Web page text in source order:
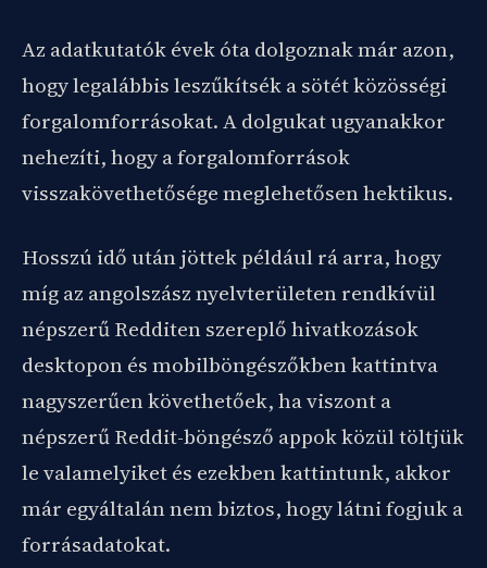
Az adatkutatók évek óta dolgoznak már azon,
hogy legalábbis leszűkítsék a sötét közösségi
forgalomforrásokat. A dolgukat ugyanakkor
nehezíti, hogy a forgalomforrások
visszakövethetősége meglehetősen hektikus.
Hosszú idő után jöttek például rá arra, hogy
míg az angolszász nyelvterületen rendkívül
népszerű Redditen szereplő hivatkozások
desktopon és mobilböngészőkben kattintva
nagyszerűen követhetőek, ha viszont a
népszerű Reddit-böngésző appok közül töltjük
le valamelyiket és ezekben kattintunk, akkor
már egyáltalán nem biztos, hogy látni fogjuk a
forrásadatokat.